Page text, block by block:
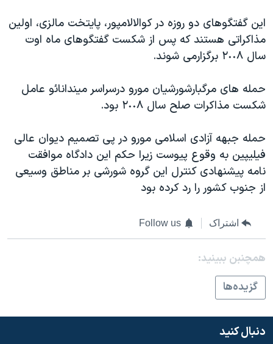
این گفتگوهای دو روزه در کوالالامپور، پایتخت مالزی، اولین
مذاکراتی هستند که پس از شکست گفتگوهای ماه اوت
سال ٢٠٠٨ برگزارمی شوند.
حمله های مرگبارشورشیان مورو درسراسر میندانائو عامل
شکست مذاکرات صلح سال ٢٠٠٨ بود.
حمله جبهه آزادی اسلامی مورو در پی تصمیم دیوان عالی
فیلیپین به وقوع پیوست زیرا حکم این دادگاه موافقت
نامه پیشنهادی کنترل این گروه شورشی بر مناطق وسیعی
از جنوب کشور را رد کرده بود
اشتراک Follow us
همچنبن ببینید:
گزيده‌ها
دنبال کنید